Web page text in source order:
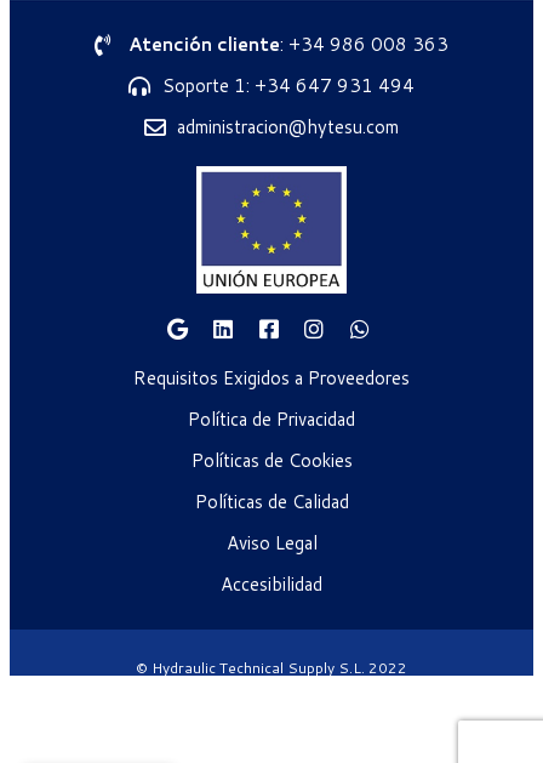
Atención cliente: +34 986 008 363
Soporte 1: +34 647 931 494
administracion@hytesu.com
Requisitos Exigidos a Proveedores
Política de Privacidad
Políticas de Cookies
Políticas de Calidad
Aviso Legal
Accesibilidad
© Hydraulic Technical Supply S.L. 2022